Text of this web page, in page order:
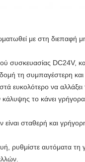
με στη διεπαφή
συσκευασίας DC24V,
τη συμπαγέστερη και
ευκολότερο να αλλάξει
το κάνει
σταθερή και
ρυθμίστε αυτόματα τη